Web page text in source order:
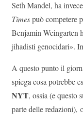
Seth Mandel, ha
Timespuò competere
Benjamin Weingarten
jihadisti genocidari».
A questo punto il
spiega cosa potrebbe
NYT, ossia (e questo
parte delle redazioni),